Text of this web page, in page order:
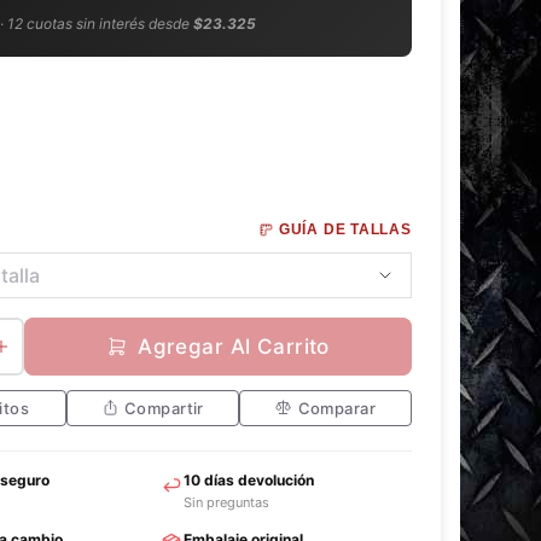
12 cuotas sin interés desde$23.325
GUÍA DE TALLAS
Agregar Al Carrito
Compartir Comparar
10 días devolución
Sin preguntas